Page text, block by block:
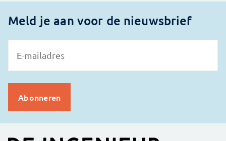
Meld je aan voor de nieuwsbrief